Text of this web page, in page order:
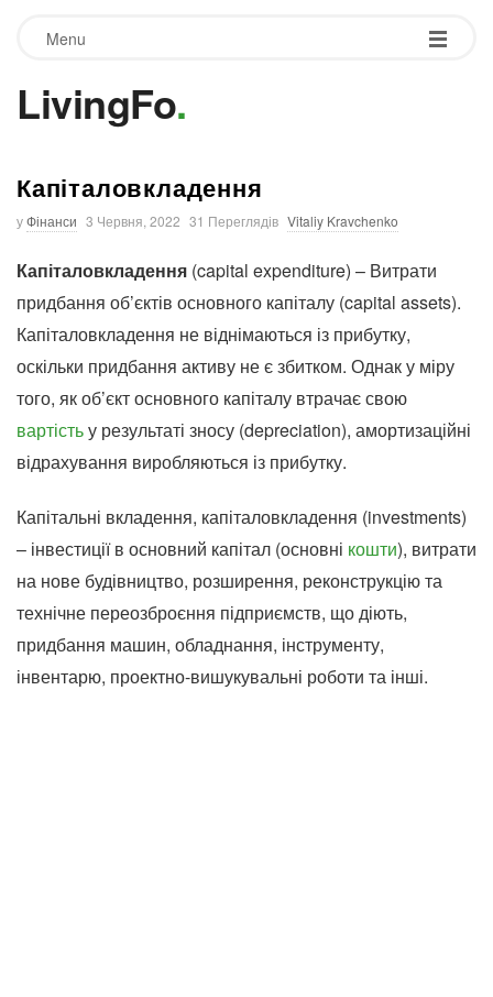
Menu
LivingFo.
Капіталовкладення
уФінанси 3 Червня, 2022 31 Переглядів Vitaliy Kravchenko
Капіталовкладення (capital expenditure) – Витрати
придбання об’єктів основного капіталу (capital assets).
Капіталовкладення не віднімаються із прибутку,
оскільки придбання активу не є збитком. Однак у міру
того, як об’єкт основного капіталу втрачає свою
вартістьу результаті зносу (depreciation), амортизаційні
відрахування виробляються із прибутку.
Капітальні вкладення, капіталовкладення (investments)
– інвестиції в основний капітал (основні кошти), витрати
на нове будівництво, розширення, реконструкцію та
технічне переозброєння підприємств, що діють,
придбання машин, обладнання, інструменту,
інвентарю, проектно-вишукувальні роботи та інші.